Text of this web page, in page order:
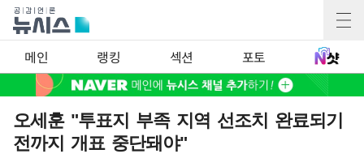
메인 랭킹 섹션 포토
오세훈 "투표지 부족 지역 선조치 완료되기
전까지 개표 중단돼야"